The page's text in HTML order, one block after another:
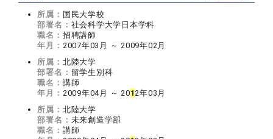
所属： 国民大学校
部署名： 社会科学大学日本学科
職名： 招聘講師
年月： 2007年03月 ～ 2009年02月
所属： 北陸大学
部署名： 留学生別科
職名： 講師
年月： 2009年04月 ～ 2012年03月
所属： 北陸大学
部署名： 未来創造学部
職名： 講師